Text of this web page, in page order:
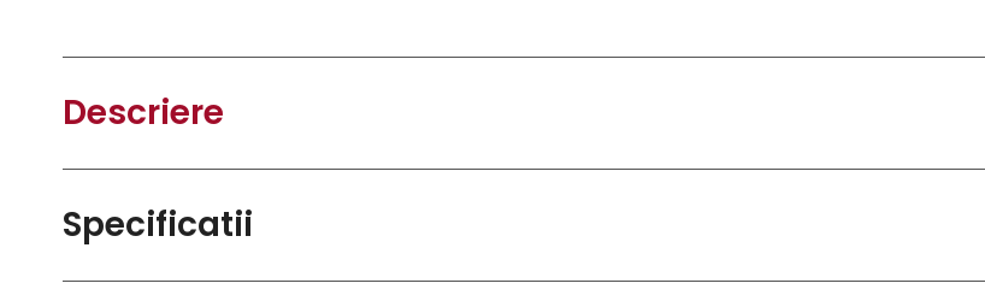
Descriere
Specificatii